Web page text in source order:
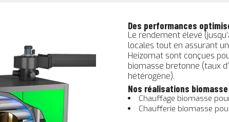
Des performances
Le rendement élevé
locales tout en assurant
Heizomat sont conçues
biomasse bretonne (taux
hétérogène).
Nos réalisations
Chauffage biomasse
Chaufferie biomasse